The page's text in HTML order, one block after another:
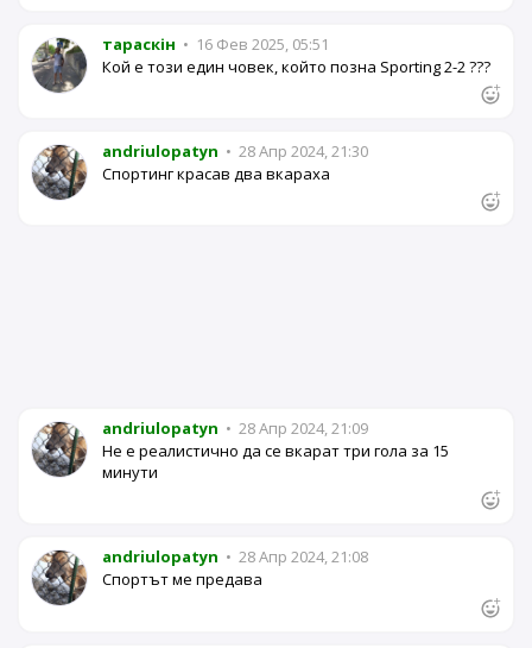
тараскін • 16 Фев 2025, 05:51
Кой е този един човек, който позна Sporting 2-2 ???
andriulopatyn • 28 Апр 2024, 21:30
Спортинг красав два вкараха
andriulopatyn • 28 Апр 2024, 21:09
Не е реалистично да се вкарат три гола за 15
минути
andriulopatyn • 28 Апр 2024, 21:08
Спортът ме предава